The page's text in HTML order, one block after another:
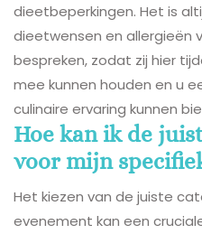
dieetbeperkingen. Het is
dieetwensen en
bespreken, zodat zij hier
mee kunnen houden en u
culinaire ervaring kunnen
Hoe kan ik de
voor mijn
Het kiezen van de juiste
evenement kan een